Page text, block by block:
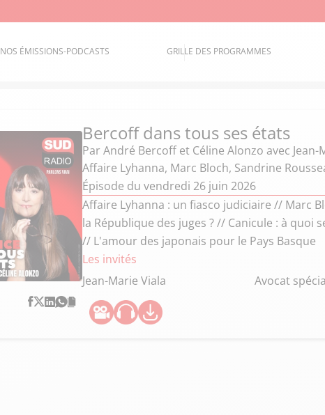
NOS ÉMISSIONS-PODCASTS GRILLE DES PROGRAMMES
Bercoff dans tous ses états
Par André Bercoff et Céline Alonzo avec Jean-
Affaire Lyhanna, Marc Bloch, Sandrine
Épisode du vendredi 26 juin 2026
Affaire Lyhanna : un fiasco judiciaire // Marc
la République des juges ? // Canicule : à quoi
// L'amour des japonais pour le Pays Basque
Les invités
Jean-Marie Viala
Avocat